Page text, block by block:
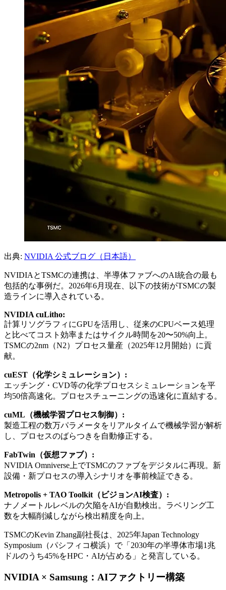
出典: NVIDIA 公式ブログ（日本語）
NVIDIAとTSMCの連携は、半導体ファブへのAI統合の最も
包括的な事例だ。2026年6月現在、以下の技術がTSMCの製
造ラインに導入されている。
NVIDIA cuLitho:
計算リソグラフィにGPUを活用し、従来のCPUベース処理
と比べてコスト効率またはサイクル時間を20〜50%向上。
TSMCの2nm（N2）プロセス量産（2025年12月開始）に貢
献。
cuEST（化学シミュレーション）:
エッチング・CVD等の化学プロセスシミュレーションを平
均50倍高速化。プロセスチューニングの迅速化に直結する。
cuML（機械学習プロセス制御）:
製造工程の数万パラメータをリアルタイムで機械学習が解析
し、プロセスのばらつきを自動修正する。
FabTwin（仮想ファブ）:
NVIDIA Omniverse上でTSMCのファブをデジタルに再現。新
設備・新プロセスの導入シナリオを事前検証できる。
Metropolis + TAO Toolkit（ビジョンAI検査）:
ナノメートルレベルの欠陥をAIが自動検出。ラベリング工
数を大幅削減しながら検出精度を向上。
TSMCのKevin Zhang副社長は、2025年Japan Technology
Symposium（パシフィコ横浜）で「2030年の半導体市場1兆
ドルのうち45%をHPC・AIが占める」と発言している。
NVIDIA × Samsung：AIファクトリー構築